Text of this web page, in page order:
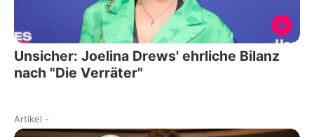
Unsicher: Joelina Drews' ehrliche Bilanz
nach "Die Verräter"
Artikel -